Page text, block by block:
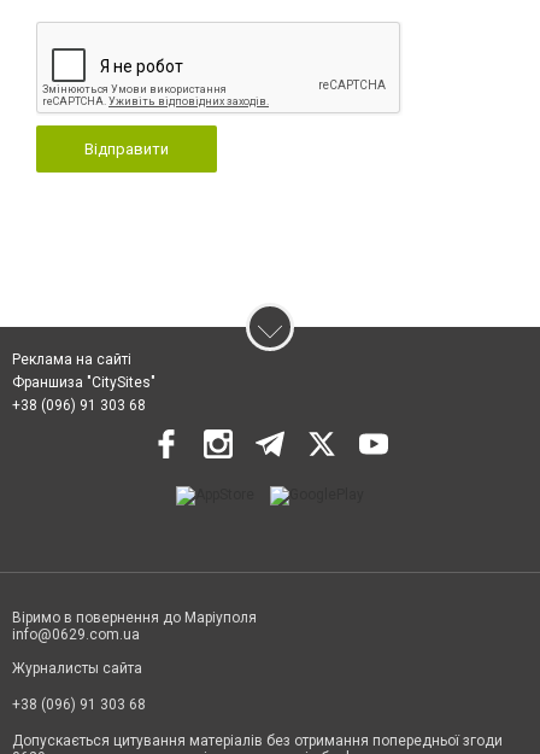
Відправити
Реклама на сайті
Франшиза "CitySites"
+38 (096) 91 303 68
Віримо в повернення до Маріуполя
info@0629.com.ua
Журналисты сайта
+38 (096) 91 303 68
Допускається цитування матеріалів без отримання попередньої згоди